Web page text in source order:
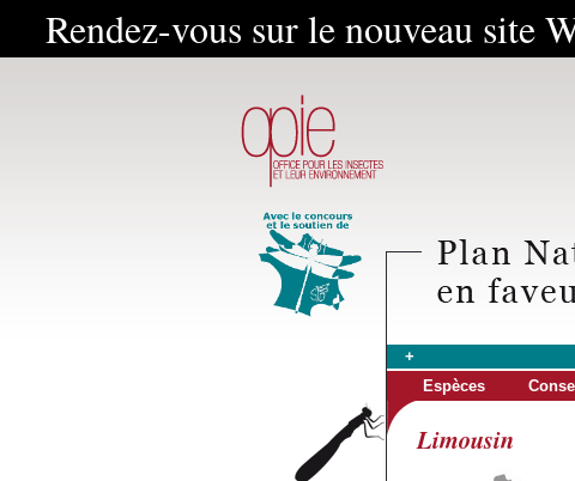
Rendez-vous sur le nouveau site
+
Espèces
Limousin